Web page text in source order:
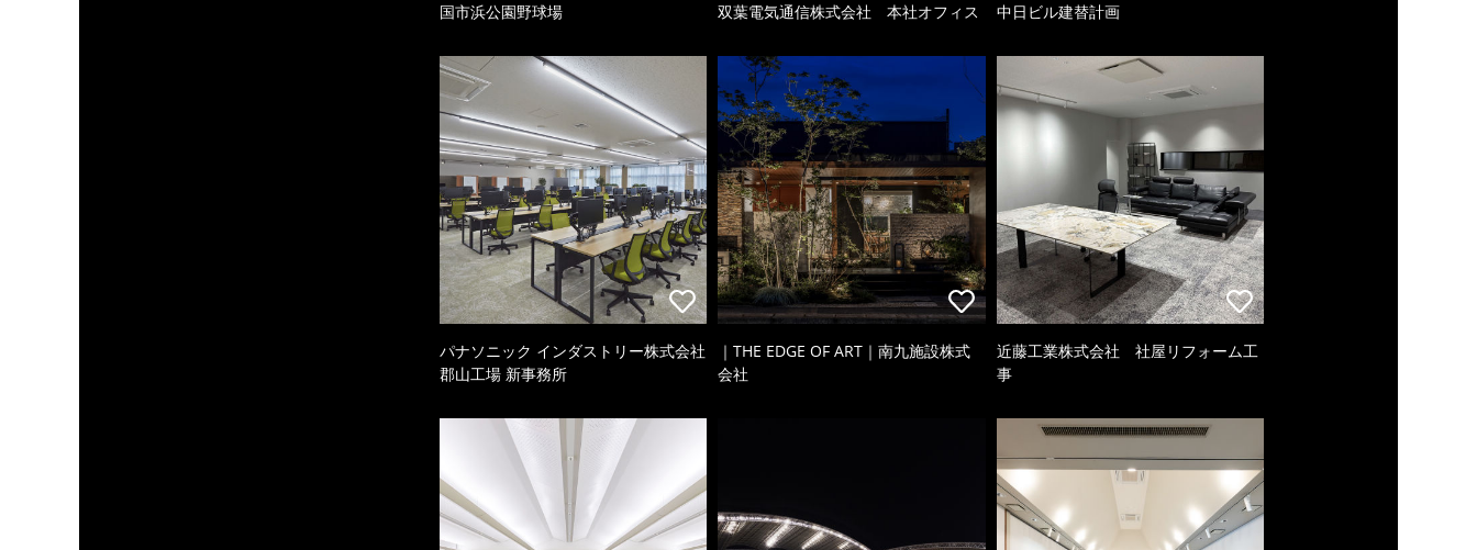
国市浜公園野球場 双葉電気通信株式会社 本社オフィス 中日ビル建替計画
パナソニック インダストリー株式会社
郡山工場 新事務所
｜THE EDGE OF ART｜南九施設株式
会社
近藤工業株式会社 社屋リフォーム工
事